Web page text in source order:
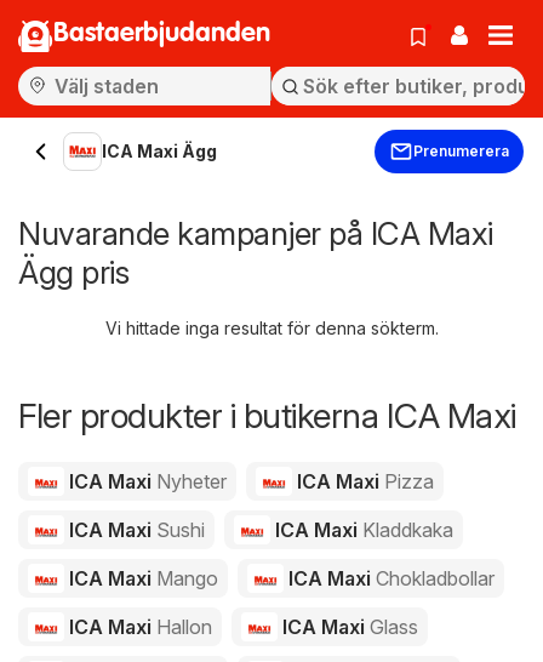
Bastaerbjudanden
ICA Maxi Ägg Prenumerera
Nuvarande kampanjer på ICA Maxi
Ägg pris
Vi hittade inga resultat för denna sökterm.
Fler produkter i butikerna ICA Maxi
ICA Maxi Nyheter ICA Maxi Pizza
ICA Maxi Sushi ICA Maxi Kladdkaka
ICA Maxi Mango ICA Maxi Chokladbollar
ICA Maxi Hallon ICA Maxi Glass